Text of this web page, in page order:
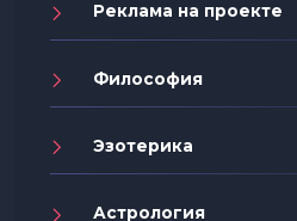
Реклама на проекте
Философия
Эзотерика
Астрология